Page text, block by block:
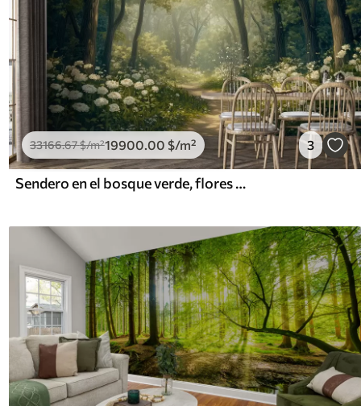
33166.67$/m²19900 .00 $/m² 3
Sendero en el bosque verde, flores blancas, luz del sol, dibujo estilo acrílico